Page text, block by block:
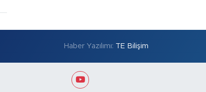
Haber Yazılımı: TE Bilişim